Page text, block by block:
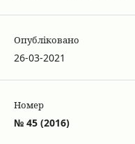
Опубліковано
26-03-2021
Номер
№ 45 (2016)